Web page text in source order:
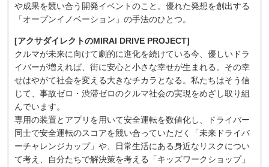
や成果を競い合う開発イベントのこと。優れた発想を創出する
「オープンイノベーション」の手法のひとつ。
[アクサダイレクトのMIRAI DRIVE PROJECT]
クルマが未来に向けて劇的に進化を続けている今、優しいドラ
イバーが増えれば、街に安心と小さな幸せが生まれる。その幸
せはやがて社会を変える大きなチカラとなる。私たちはそう信
じて、事故ゼロ・渋滞ゼロのクルマ社会の実現をめざし取り組
んでいます。
専用の装置とアプリを用いて安全運転を数値化し、ドライバー
同士で安全運転のスコアを競い合っていただく「未来ドライバ
ーチャレンジカップ」や、日常生活にある身近なリスクについ
て考え、自分たちで解決策を考える「キッズワークショップ」